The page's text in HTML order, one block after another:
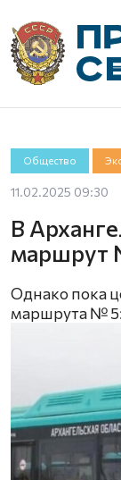
Общество
11.02.2025 09:30
В
маршрут
Однако пока
маршрута №